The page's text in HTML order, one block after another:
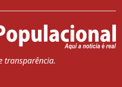
transparência.